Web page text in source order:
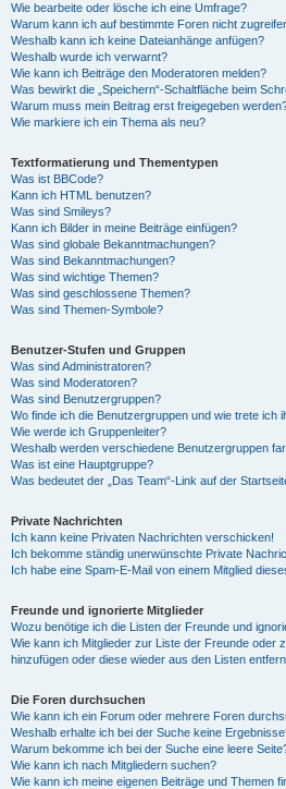
Wie bearbeite oder lösche ich eine Umfrage?
Warum kann ich auf bestimmte Foren nicht
Weshalb kann ich keine Dateianhänge anfügen?
Weshalb wurde ich verwarnt?
Wie kann ich Beiträge den Moderatoren melden?
Was bewirkt die „Speichern“-Schaltfläche beim
Warum muss mein Beitrag erst freigegeben
Wie markiere ich ein Thema als neu?
Textformatierung und Thementypen
Was ist BBCode?
Kann ich HTML benutzen?
Was sind Smileys?
Kann ich Bilder in meine Beiträge einfügen?
Was sind globale Bekanntmachungen?
Was sind Bekanntmachungen?
Was sind wichtige Themen?
Was sind geschlossene Themen?
Was sind Themen-Symbole?
Benutzer-Stufen und Gruppen
Was sind Administratoren?
Was sind Moderatoren?
Was sind Benutzergruppen?
Wo finde ich die Benutzergruppen und wie trete ich
Wie werde ich Gruppenleiter?
Weshalb werden verschiedene Benutzergruppen
Was ist eine Hauptgruppe?
Was bedeutet der „Das Team“-Link auf der
Private Nachrichten
Ich kann keine Privaten Nachrichten verschicken!
Ich bekomme ständig unerwünschte Private
Ich habe eine Spam-E-Mail von einem Mitglied
Freunde und ignorierte Mitglieder
Wozu benötige ich die Listen der Freunde und
Wie kann ich Mitglieder zur Liste der Freunde oder
hinzufügen oder diese wieder aus den Listen
Die Foren durchsuchen
Wie kann ich ein Forum oder mehrere Foren
Weshalb erhalte ich bei der Suche keine
Warum bekomme ich bei der Suche eine leere
Wie kann ich nach Mitgliedern suchen?
Wie kann ich meine eigenen Beiträge und Themen